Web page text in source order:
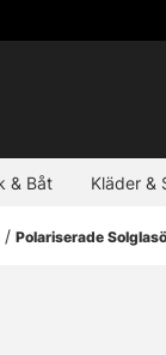
& Båt Kläder &
Polariserade